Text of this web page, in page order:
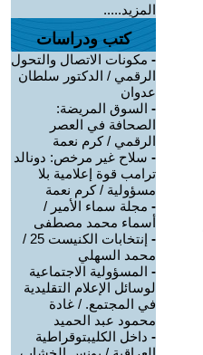
المزيد.....
كتب ودراسات
- مكونات الاتصال والتحول
الرقمي / الدكتور سلطان
عدوان
- السوق المريضة:
الصحافة في العصر
الرقمي / كرم نعمة
- سلاح غير مرخص: دونالد
ترامب قوة إعلامية بلا
مسؤولية / كرم نعمة
- مجلة سماء الأمير /
أسماء محمد مصطفى
-
إنتخابات الكنيست 25 /
محمد السهلي
- المسؤولية الاجتماعية
لوسائل الإعلام التقليدية
في المجتمع. / غادة
محمود عبد الحميد
- داخل الكليبتوقراطية